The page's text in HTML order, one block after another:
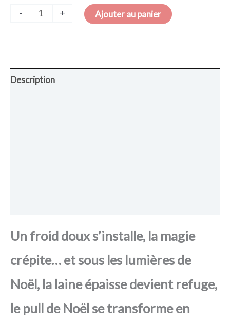
- + Ajouter au panier
Description
Un froid doux s’installe, la magie
crépite… et sous les lumières de
Noël, la laine épaisse devient refuge,
le pull de Noël se transforme en